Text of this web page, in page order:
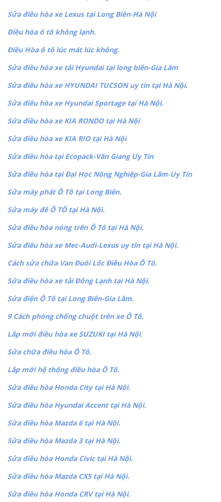
Sửa điều hòa xe Lexus tại Long Biên-Hà Nội
Điều hòa ô tô không lạnh.
Điều Hòa ô tô lúc mát lúc không.
Sửa điều hòa xe tải Hyundai tại long biên-Gia Lâm
Sửa điều hòa xe HYUNDAI TUCSON uy tín tại Hà Nội.
Sửa điều hòa xe Hyundai Sportage tại Hà Nội.
Sửa điều hòa xe KIA RONDO tại Hà Nội
Sửa điều hòa xe KIA RIO tại Hà Nội
Sửa điều hòa tại Ecopack-Văn Giang Uy Tín
Sửa điều hòa tại Đại Học Nông Nghiệp-Gia Lâm-Uy Tín
Sửa máy phát Ô Tô tại Long Biên.
Sửa máy đề Ô TÔ tại Hà Nội.
Sửa điều hòa nóng trên Ô Tô tại Hà Nội.
Sửa điều hòa xe Mec-Audi-Lexus uy tín tại Hà Nội.
Cách sửa chữa Van Đuôi Lốc Điều Hòa Ô Tô.
Sửa điều hòa xe tải Đông Lạnh tại Hà Nội.
Sửa điện Ô Tô tại Long Biên-Gia Lâm.
9 Cách phòng chống chuột trên xe Ô Tô.
Lắp mới điều hòa xe SUZUKI tại Hà Nội.
Sửa chữa điều hòa Ô Tô.
Lắp mới hệ thống điều hòa Ô Tô.
Sửa điều hòa Honda City tại Hà Nội.
Sửa điều hòa Hyundai Accent tại Hà Nội.
Sửa điều hòa Mazda 6 tại Hà Nội.
Sửa điều hòa Mazda 3 tại Hà Nội.
Sửa điều hòa Honda Civic tại Hà Nội.
Sửa điều hòa Mazda CX5 tại Hà Nội.
Sửa điều hòa Honda CRV tại Hà Nội.